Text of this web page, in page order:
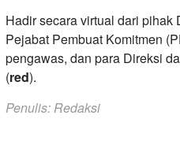
Hadir secara virtual dari pihak
Pejabat Pembuat Komitmen
pengawas, dan para Direksi
(red).
Penulis: Redaksi